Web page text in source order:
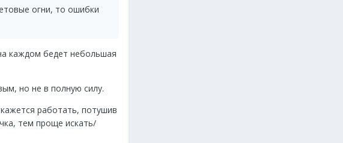
огни, то ошибки
каждом бедет небольшая
но не в полную силу.
работать, потушив
тем проще искать/